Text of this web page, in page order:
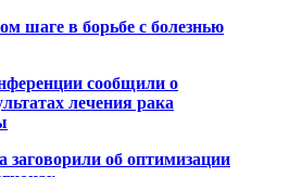
шаге в борьбе с болезнью
сообщили о
лечения рака
заговорили об оптимизации